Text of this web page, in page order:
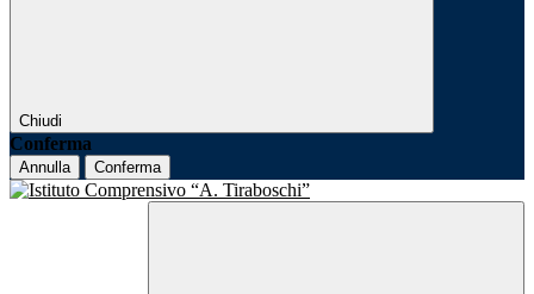
Chiudi
Conferma
Annulla Conferma